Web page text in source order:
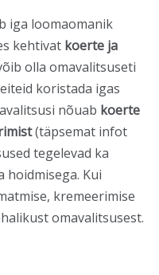
iga loomaomanik
kehtivat koerte ja
olla omavalitsuseti
koristada igas
nõuab koerte
(täpsemat infot
tegelevad ka
hoidmisega. Kui
kremeerimise
omavalitsusest.